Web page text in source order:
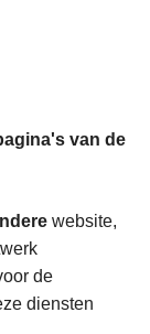
van de
website,
de
diensten